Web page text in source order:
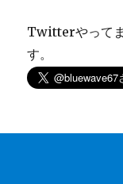
Twitterやって
す。